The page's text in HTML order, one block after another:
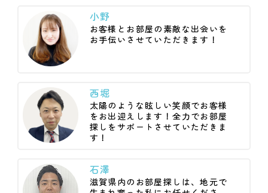
小野
お客様とお部屋の素敵な出会いを
お手伝いさせていただきます！
西堀
太陽のような眩しい笑顔でお客様
をお出迎えします！全力でお部屋
探しをサポートさせていただきま
す！
石澤
滋賀県内のお部屋探しは、地元で